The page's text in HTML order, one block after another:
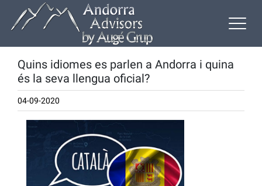
Quins idiomes es parlen a Andorra i quina
és la seva llengua oficial?
04-09-2020